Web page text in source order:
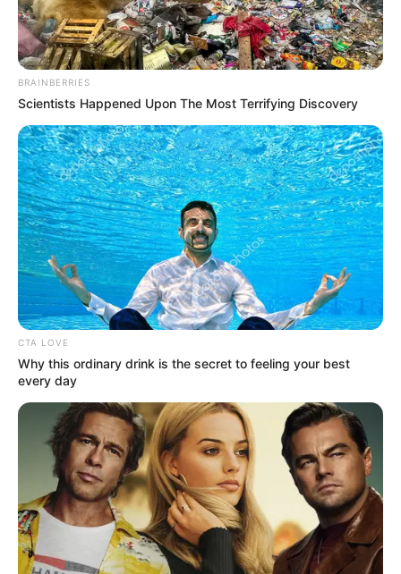
BRAINBERRIES
Scientists Happened Upon The Most Terrifying Discovery
CTA LOVE
Why this ordinary drink is the secret to feeling your best
every day